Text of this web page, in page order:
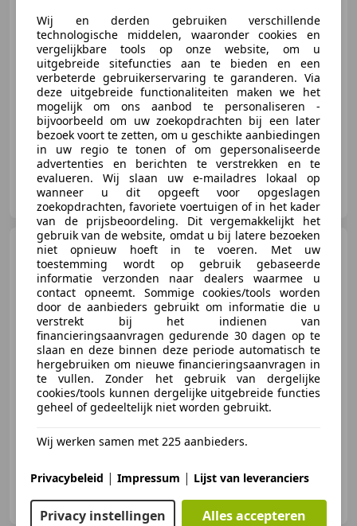
€ 7.899
02/2020 143.136 km Benzine
61 kW (83 PK)
Stevens Auto's B.V.
NL-9454 PK EKEHAAR
Citroen C31.6 VTi Exclusive
NAP Cruise Panoramische-
voorruit
€ 3.850
03/2010 116.318 km Benzine
88 kW (120 PK)
Jouw droomauto voor minder geld!
Lenferink Auto`s B.V.
NL-7602 PD ALMELO
Wij en derden gebruiken verschillende
technologische middelen, waaronder cookies en
vergelijkbare tools op onze website, om u
uitgebreide sitefuncties aan te bieden en een
verbeterde gebruikerservaring te garanderen. Via
deze uitgebreide functionaliteiten maken we het
mogelijk om ons aanbod te personaliseren -
bijvoorbeeld om uw zoekopdrachten bij een later
bezoek voort te zetten, om u geschikte aanbiedingen
in uw regio te tonen of om gepersonaliseerde
advertenties en berichten te verstrekken en te
evalueren. Wij slaan uw e-mailadres lokaal op
wanneer u dit opgeeft voor opgeslagen
zoekopdrachten, favoriete voertuigen of in het kader
van de prijsbeoordeling. Dit vergemakkelijkt het
gebruik van de website, omdat u bij latere bezoeken
niet opnieuw hoeft in te voeren. Met uw
toestemming wordt op gebruik gebaseerde
informatie verzonden naar dealers waarmee u
contact opneemt. Sommige cookies/tools worden
door de aanbieders gebruikt om informatie die u
verstrekt bij het indienen van
financieringsaanvragen gedurende 30 dagen op te
slaan en deze binnen deze periode automatisch te
hergebruiken om nieuwe financieringsaanvragen in
te vullen. Zonder het gebruik van dergelijke
cookies/tools kunnen dergelijke uitgebreide functies
geheel of gedeeltelijk niet worden gebruikt.
Wij werken samen met 225 aanbieders.
Privacybeleid | Impressum | Lijst van leveranciers
Privacy instellingen Alles accepteren